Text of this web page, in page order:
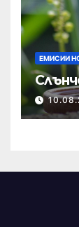
ЕМИСИИ